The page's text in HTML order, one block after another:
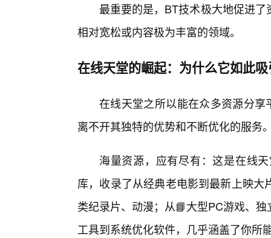
最重要的是，BT技术极大地促进
相对宽松或内容极为丰富的领域。
在线天堂的崛起：为什么它如此
在线天堂之所以能在众多资源分享
离不开其独特的优势和不断优化的服务
海量资源，应有尽有：这是在线
库，收录了从经典老电影到最新上映
类纪录片、动漫；从📘大型PC游戏、
工具到系统优化软件，几乎涵盖了你所